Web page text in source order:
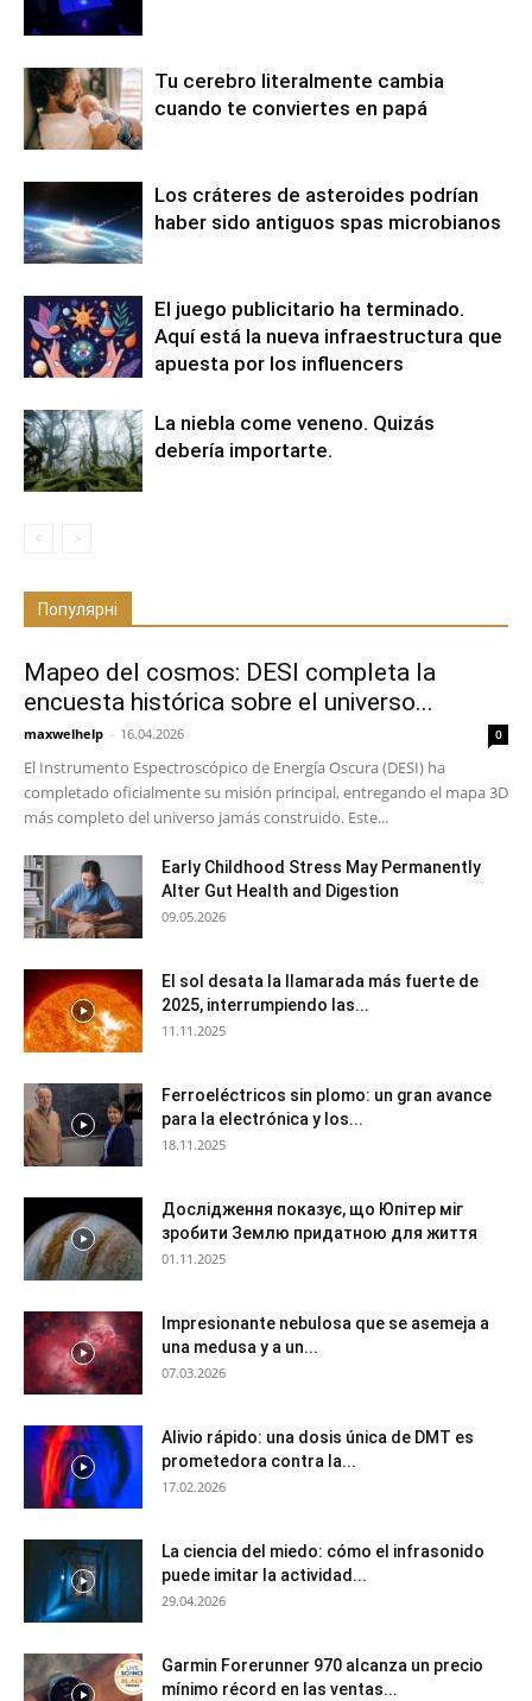
Tu cerebro literalmente cambia
cuando te conviertes en papá
Los cráteres de asteroides podrían
haber sido antiguos spas microbianos
El juego publicitario ha terminado.
Aquí está la nueva infraestructura que
apuesta por los influencers
La niebla come veneno. Quizás
debería importarte.
Популярні
Mapeo del cosmos: DESI completa la
encuesta histórica sobre el universo...
maxwelhelp - 16.04.2026 0
El Instrumento Espectroscópico de Energía Oscura (DESI) ha
completado oficialmente su misión principal, entregando el mapa 3D
más completo del universo jamás construido. Este...
Early Childhood Stress May Permanently
Alter Gut Health and Digestion
09.05.2026
El sol desata la llamarada más fuerte de
2025, interrumpiendo las...
11.11.2025
Ferroeléctricos sin plomo: un gran avance
para la electrónica y los...
18.11.2025
Дослідження показує, що Юпітер міг
зробити Землю придатною для життя
01.11.2025
Impresionante nebulosa que se asemeja a
una medusa y a un...
07.03.2026
Alivio rápido: una dosis única de DMT es
prometedora contra la...
17.02.2026
La ciencia del miedo: cómo el infrasonido
puede imitar la actividad...
29.04.2026
Garmin Forerunner 970 alcanza un precio
mínimo récord en las ventas...